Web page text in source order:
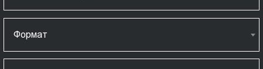
Формат